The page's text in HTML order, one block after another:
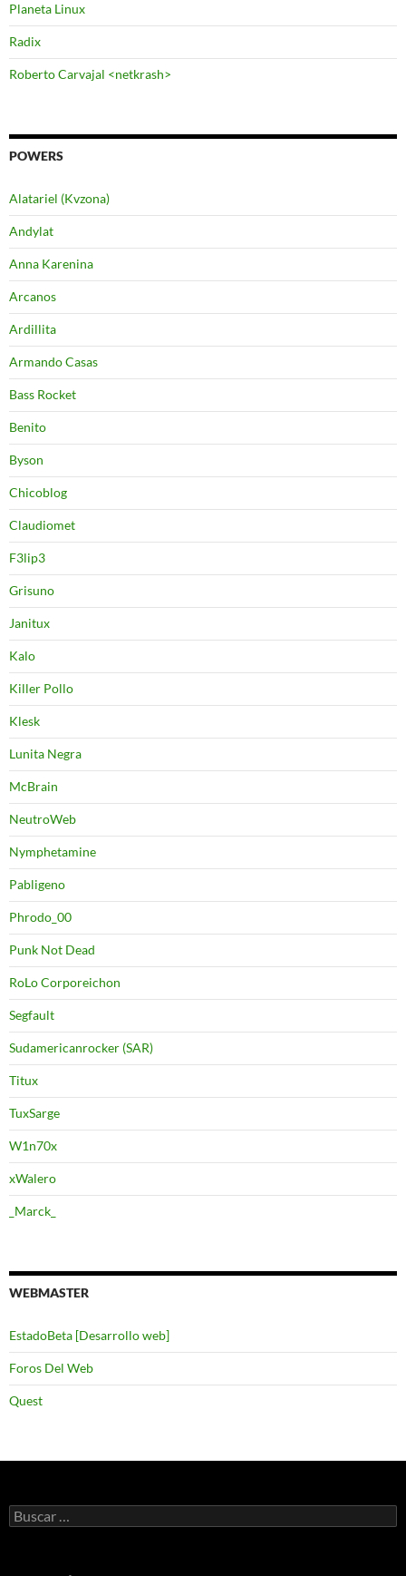
Planeta Linux
Radix
Roberto Carvajal <netkrash>
POWERS
Alatariel (Kvzona)
Andylat
Anna Karenina
Arcanos
Ardillita
Armando Casas
Bass Rocket
Benito
Byson
Chicoblog
Claudiomet
F3lip3
Grisuno
Janitux
Kalo
Killer Pollo
Klesk
Lunita Negra
McBrain
NeutroWeb
Nymphetamine
Pabligeno
Phrodo_00
Punk Not Dead
RoLo Corporeichon
Segfault
Sudamericanrocker (SAR)
Titux
TuxSarge
W1n70x
xWalero
_Marck_
WEBMASTER
EstadoBeta [Desarrollo web]
Foros Del Web
Quest
Buscar: